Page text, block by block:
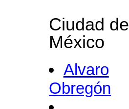
Ciudad de
México
Alvaro
Obregón